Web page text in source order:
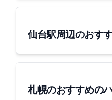
仙台駅周辺のおす
札幌のおすすめの